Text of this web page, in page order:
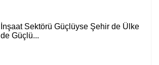
İnşaat Sektörü Güçlüyse Şehir de Ülke
de Güçlü...